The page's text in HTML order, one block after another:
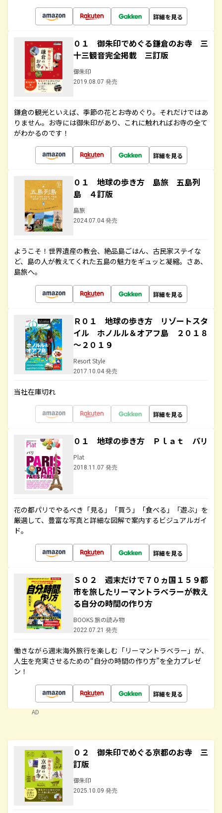
詳細を見る
０１ 御朱印でめぐる鎌倉のお寺 三
十三観音完全掲載 三訂版
御朱印
2019.08.07 発売
鎌倉の観光といえば、季節の花とお寺めぐり。それだけではあ
りません。お寺には御朱印があり、これに触れればお寺の全て
がわかるのです！
詳細を見る
０１ 地球の歩き方 島旅 五島列
島 ４訂版
島旅
2024.07.04 発売
ようこそ！世界遺産の教会、絶品島ごはん、古民家ステイな
ど、島の人が教えてくれた五島の魅力をギュッと凝縮。さあ、
島旅へ。
詳細を見る
Ｒ０１ 地球の歩き方 リゾートスタ
イル ホノルル＆オアフ島 ２０１８
～２０１９
Resort Style
2017.10.04 発売
当社在庫切れ
詳細を見る
０１ 地球の歩き方 Ｐｌａｔ パリ
Plat
2018.11.07 発売
花の都パリでやるべき「見る」「買う」「食べる」「遊ぶ」を
厳選して、豊富な写真と詳細な図解で案内するビジュアルガイ
ド。
詳細を見る
Ｓ０２ 週末だけで７０ヵ国１５９都
市を旅したリーマントラベラーが教え
る自分の時間の作り方
BOOKS 旅の読み物
2022.07.21 発売
働きながら週末海外旅行を楽しむ「リーマントラベラー」が、
人生を充実させるための“自分の時間の作り方”を全力プレゼ
ン！
詳細を見る
AD
０２ 御朱印でめぐる京都のお寺 三
訂版
御朱印
2025.10.09 発売